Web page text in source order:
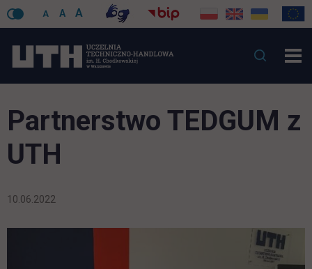
A A A
Partnerstwo TEDGUM z
UTH
10.06.2022